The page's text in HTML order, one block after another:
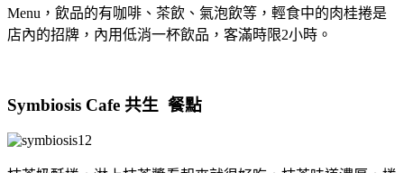
Menu，飲品的有咖啡、茶飲、氣泡飲等，輕食中的肉桂捲是
店內的招牌，內用低消一杯飲品，客滿時限2小時。
Symbiosis Cafe 共生 餐點